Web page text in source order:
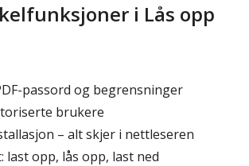
i Lås opp
passord og begrensninger
brukere
– alt skjer i nettleseren
last opp, lås opp, last ned